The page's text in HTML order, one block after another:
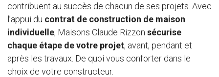
contribuent au succès de chacun de ses projets. Avec
l’appui du contrat de construction de maison
individuelle, Maisons Claude Rizzon sécurise
chaque étape de votre projet, avant, pendant et
après les travaux. De quoi vous conforter dans le
choix de votre constructeur.